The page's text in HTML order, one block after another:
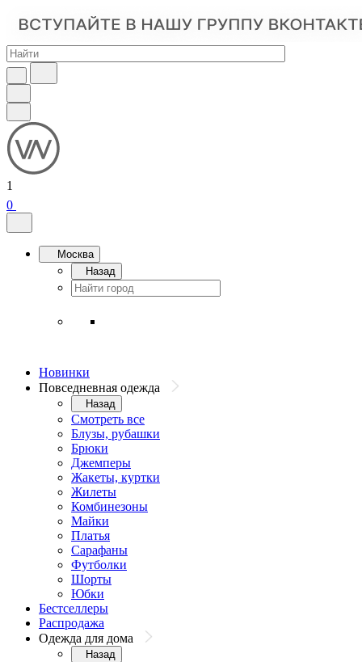
1
0
Москва
Назад
Новинки
Повседневная одежда
Назад
Смотреть все
Блузы, рубашки
Брюки
Джемперы
Жакеты, куртки
Жилеты
Комбинезоны
Майки
Платья
Сарафаны
Футболки
Шорты
Юбки
Бестселлеры
Распродажа
Одежда для дома
Назад